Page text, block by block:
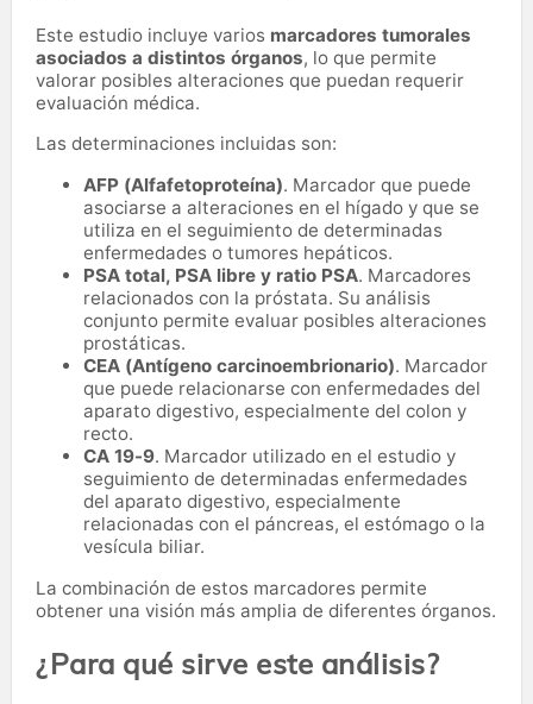
Este estudio incluye varios marcadores tumorales
asociados a distintos órganos, lo que permite
valorar posibles alteraciones que puedan requerir
evaluación médica.
Las determinaciones incluidas son:
AFP (Alfafetoproteína). Marcador que puede
asociarse a alteraciones en el hígado y que se
utiliza en el seguimiento de determinadas
enfermedades o tumores hepáticos.
PSA total, PSA libre y ratio PSA. Marcadores
relacionados con la próstata. Su análisis
conjunto permite evaluar posibles alteraciones
prostáticas.
CEA (Antígeno carcinoembrionario). Marcador
que puede relacionarse con enfermedades del
aparato digestivo, especialmente del colon y
recto.
CA 19-9. Marcador utilizado en el estudio y
seguimiento de determinadas enfermedades
del aparato digestivo, especialmente
relacionadas con el páncreas, el estómago o la
vesícula biliar.
La combinación de estos marcadores permite
obtener una visión más amplia de diferentes órganos.
¿Para qué sirve este análisis?